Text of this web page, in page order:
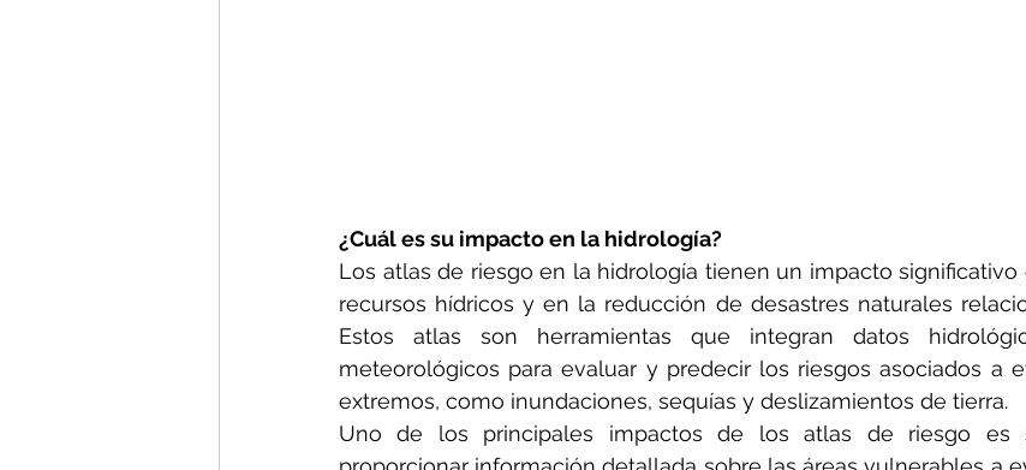
¿Cuál es su impacto en la hidrología?
Los atlas de riesgo en la hidrología tienen un impacto
recursos hídricos y en la reducción de desastres naturales
Estos atlas son herramientas que integran datos
meteorológicos para evaluar y predecir los riesgos asociados a
extremos, como inundaciones, sequías y deslizamientos de tierra.
Uno de los principales impactos de los atlas de riesgo es